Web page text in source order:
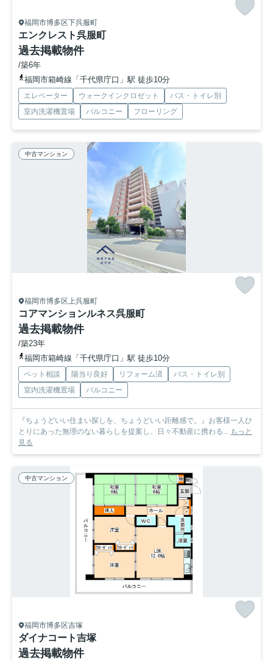
福岡市博多区下呉服町
エンクレスト呉服町
過去掲載物件
/築6年
福岡市箱崎線「千代県庁口」駅 徒歩10分
エレベーター ウォークインクロゼット
バス・トイレ別
室内洗濯機置場
バルコニー フローリング
中古マンション
福岡市博多区上呉服町
コアマンションルネス呉服町
過去掲載物件
/築23年
福岡市箱崎線「千代県庁口」駅 徒歩10分
ペット相談 陽当り良好 リフォーム済
バス・トイレ別
室内洗濯機置場
バルコニー
『ちょうどいい住まい探しを、ちょうどいい距離感で。』お客様一人ひ
とりにあった無理のない暮らしを提案し、日々不動産に携わる... もっと
見る
中古マンション
福岡市博多区吉塚
ダイナコート吉塚
過去掲載物件